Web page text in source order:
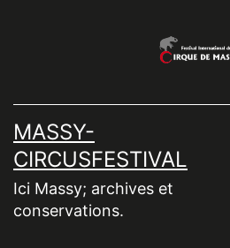
MASSY-
CIRCUSFESTIVAL
Ici Massy; archives et
conservations.